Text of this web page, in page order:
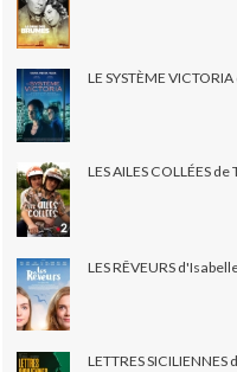
LE SYSTÈME
LES AILES COLLÉES
LES RÊVEURS
LETTRES